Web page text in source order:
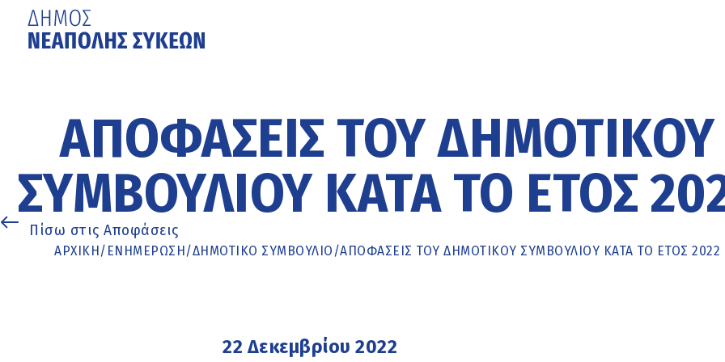
περιεχόμενο
ΑΠΟΦΆΣΕΙΣ ΤΟΥ ΔΗΜΟΤΙΚΟΎ
ΣΥΜΒΟΥΛΊΟΥ ΚΑΤΆ ΤΟ ΈΤΟΣ
Πίσω στις Αποφάσεις
ΑΡΧΙΚΉ/ ΕΝΗΜΈΡΩΣΗ/ΔΗΜΟΤΙΚΟ ΣΥΜΒΟΥΛΙΟ /ΑΠΟΦΆΣΕΙΣ ΤΟΥ ΔΗΜΟΤΙΚΟΎ ΣΥΜΒΟΥΛΊΟΥ ΚΑΤΆ ΤΟ ΈΤΟΣ 2022
22 Δεκεμβρίου 2022